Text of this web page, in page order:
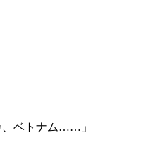
、ベトナム……」